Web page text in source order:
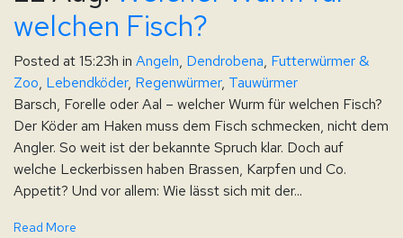
welchen Fisch?
Posted at 15:23h in Angeln, Dendrobena, Futterwürmer &
Zoo, Lebendköder, Regenwürmer, Tauwürmer
Barsch, Forelle oder Aal – welcher Wurm für welchen Fisch?
Der Köder am Haken muss dem Fisch schmecken, nicht dem
Angler. So weit ist der bekannte Spruch klar. Doch auf
welche Leckerbissen haben Brassen, Karpfen und Co.
Appetit? Und vor allem: Wie lässt sich mit der...
Read More